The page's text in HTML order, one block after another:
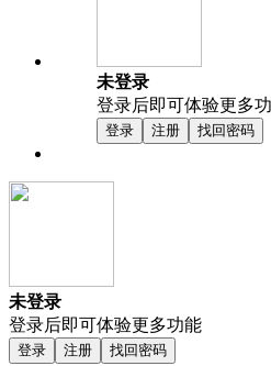
未登录
登录后即可体验更多
登录 注册 找回密码
未登录
登录后即可体验更多功能
登录 注册 找回密码